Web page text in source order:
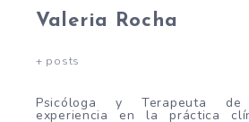
Valeria Rocha
+ posts
Psicóloga y Terapeuta de
experiencia en la práctica